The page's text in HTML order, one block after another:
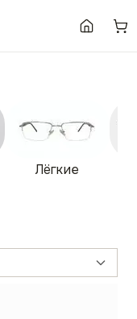
Лёгкие